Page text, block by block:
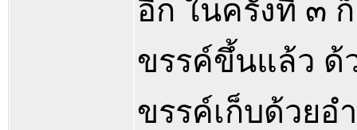
อีก ในครั้งที่ ๓
ขรรค์ขึ้นแล้ว ด้
ขรรค์เก็บด้วยอ